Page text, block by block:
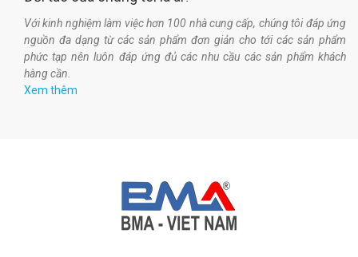
Với kinh nghiệm làm việc hơn 100 nhà cung cấp, chúng tôi đáp ứng
nguồn đa dạng từ các sản phẩm đơn giản cho tới các sản phẩm
phức tạp nên luôn đáp ứng đủ các nhu cầu các sản phẩm khách
hàng cần.
Xem thêm